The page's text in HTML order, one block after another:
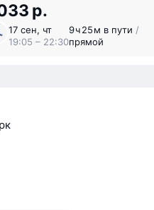
р.
17 сен, чт
19:05 – 22:30
9 ⁠ч 25 ⁠м в пути /
прямой